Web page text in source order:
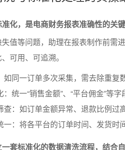
化，是电商财务报表准确性的关键
值等问题，助理在报表制作前需
可用、可追溯。
如同一订单多次采集，需去除重复
统一“销售金额”、“平台佣金”等字
查：如订单金额异常、退款比例过
一：将各平台的订单时间、发货时
套标准化的数据清洗流程，结合